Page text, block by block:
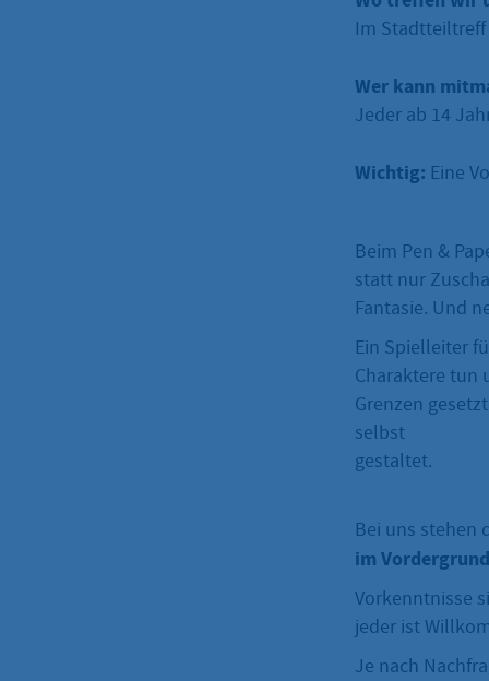
Im
Wer kann
Jeder ab 14
Wichtig: Eine
Beim Pen &
statt nur
Fantasie. Und
Ein Spielleiter
Charaktere tun
Grenzen
selbst
gestaltet.
Bei uns stehen
im
Vorkenntnisse
jeder ist
Je nach